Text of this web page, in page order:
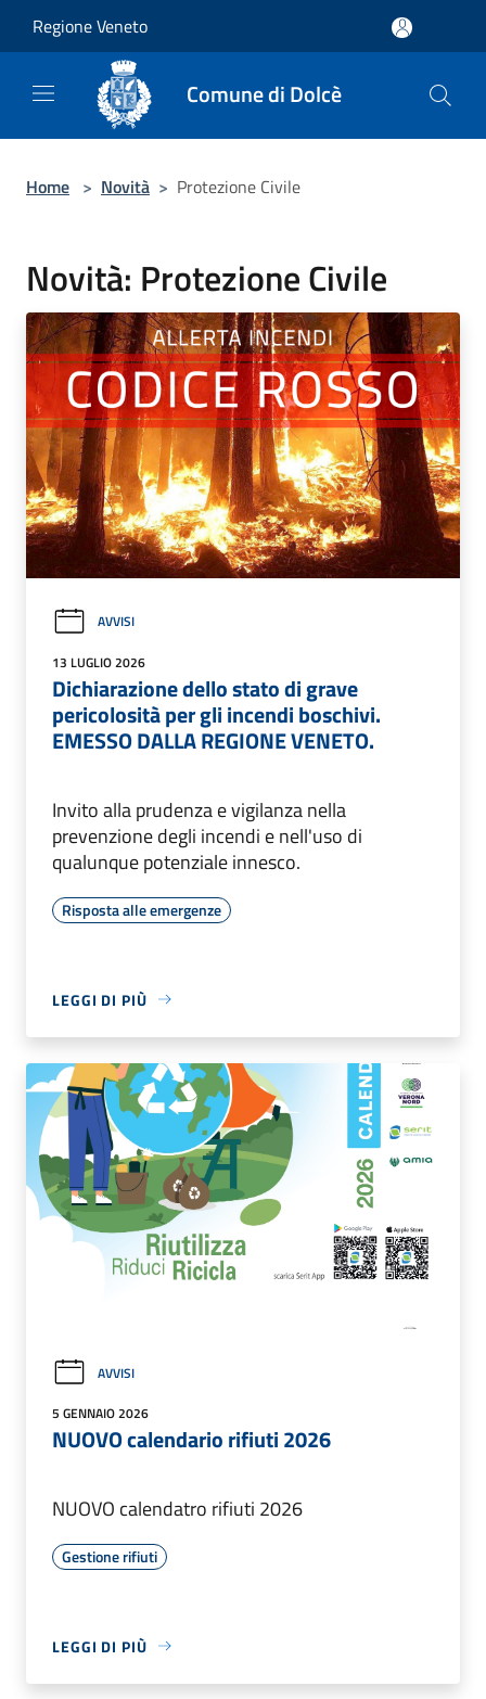
Regione Veneto
Comune di Dolcè
Home > Novità > Protezione Civile
Novità: Protezione Civile
AVVISI
13 LUGLIO 2026
Dichiarazione dello stato di grave
pericolosità per gli incendi boschivi.
EMESSO DALLA REGIONE VENETO.
Invito alla prudenza e vigilanza nella
prevenzione degli incendi e nell'uso di
qualunque potenziale innesco.
Risposta alle emergenze
LEGGI DI PIÙ
AVVISI
5 GENNAIO 2026
NUOVO calendario rifiuti 2026
NUOVO calendatro rifiuti 2026
Gestione rifiuti
LEGGI DI PIÙ